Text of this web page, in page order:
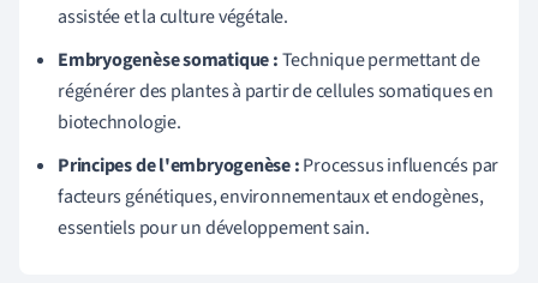
assistée et la culture végétale.
Embryogenèse somatique :Technique permettant de
régénérer des plantes à partir de cellules somatiques en
biotechnologie.
Principes de l'embryogenèse :Processus influencés par
facteurs génétiques, environnementaux et endogènes,
essentiels pour un développement sain.